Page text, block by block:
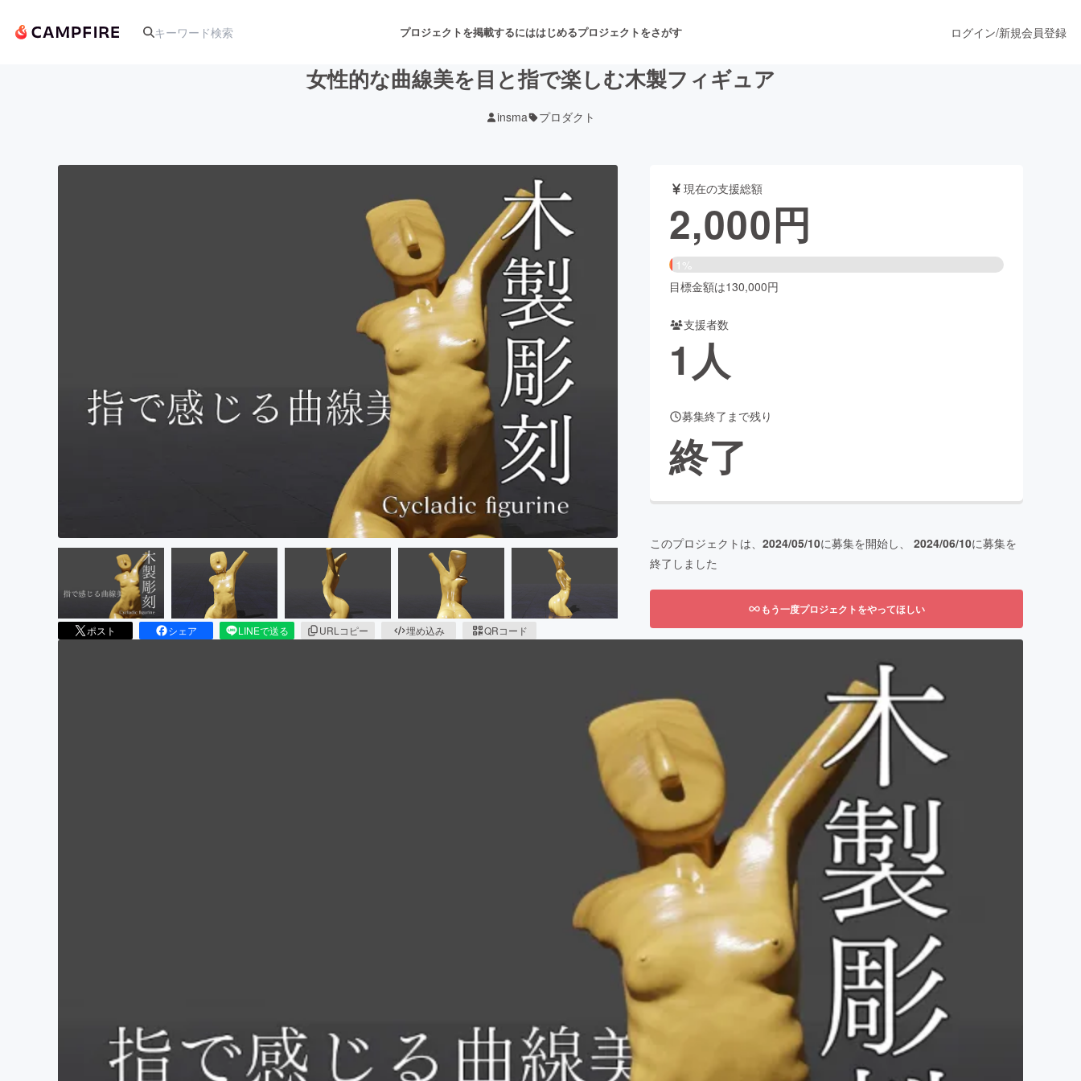
プロジェクトを掲載するにははじめるプロジェクトをさがす
音楽 舞台・パフォーマンス
ゲーム・サービス開発 フード・飲食店
書籍・雑誌出版
チャレンジ ビューティー・ヘルスケア
CAMPFIRE for Social GoodCAMPFIRE Creation
CAMPFIREふるさと納税
ログイン/新規会員登録
女性的な曲線美を目と指で楽しむ木製フィギュア
insma プロダクト
ポスト シェア LINEで送る URLコピー 埋め込み QRコード
現在の支援総額
2,000円
1%
目標金額は130,000円
支援者数
1人
募集終了まで残り
終了
このプロジェクトは、 2024/05/10に募集を開始し、 2024/06/10に募集を
終了しました
もう一度プロジェクトをやってほしい